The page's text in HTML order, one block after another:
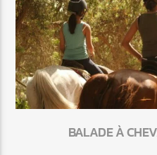
BALADE À